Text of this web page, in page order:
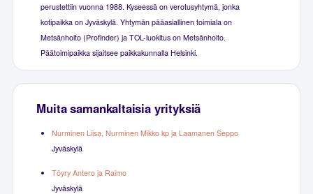
perustettiin vuonna 1988. Kyseessä on verotusyhtymä, jonka
kotipaikka on Jyväskylä. Yhtymän pääasiallinen toimiala on
Metsänhoito (Profinder) ja TOL-luokitus on Metsänhoito.
Päätoimipaikka sijaitsee paikkakunnalla Helsinki.
Muita samankaltaisia yrityksiä
Nurminen Liisa, Nurminen Mikko kp ja Laamanen Seppo
Jyväskylä
Töyry Antero ja Raimo
Jyväskylä